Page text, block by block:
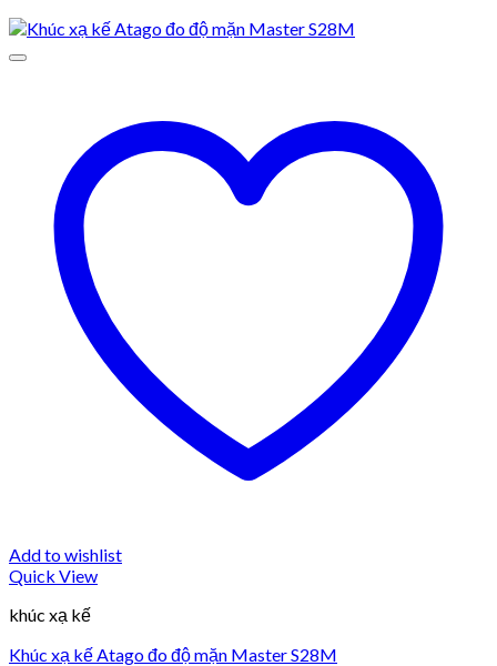
Add to wishlist
Quick View
khúc xạ kế
Khúc xạ kế Atago đo độ mặn Master S28M